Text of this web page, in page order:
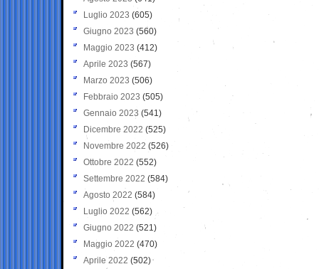
Luglio 2023 (605)
Giugno 2023 (560)
Maggio 2023 (412)
Aprile 2023 (567)
Marzo 2023 (506)
Febbraio 2023 (505)
Gennaio 2023 (541)
Dicembre 2022 (525)
Novembre 2022 (526)
Ottobre 2022 (552)
Settembre 2022 (584)
Agosto 2022 (584)
Luglio 2022 (562)
Giugno 2022 (521)
Maggio 2022 (470)
Aprile 2022 (502)